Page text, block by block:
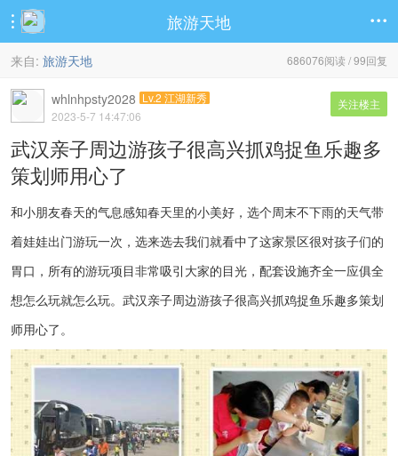
 旅游天地 
686076阅读 / 99回复
来自: 旅游天地
关注楼主
whlnhpsty2028 Lv.2 江湖新秀
2023-5-7 14:47:06
武汉亲子周边游孩子很高兴抓鸡捉鱼乐趣多
策划师用心了
和小朋友春天的气息感知春天里的小美好，选个周末不下雨的天气带
着娃娃出门游玩一次，选来选去我们就看中了这家景区很对孩子们的
胃口，所有的游玩项目非常吸引大家的目光，配套设施齐全一应俱全
想怎么玩就怎么玩。武汉亲子周边游孩子很高兴抓鸡捉鱼乐趣多策划
师用心了。